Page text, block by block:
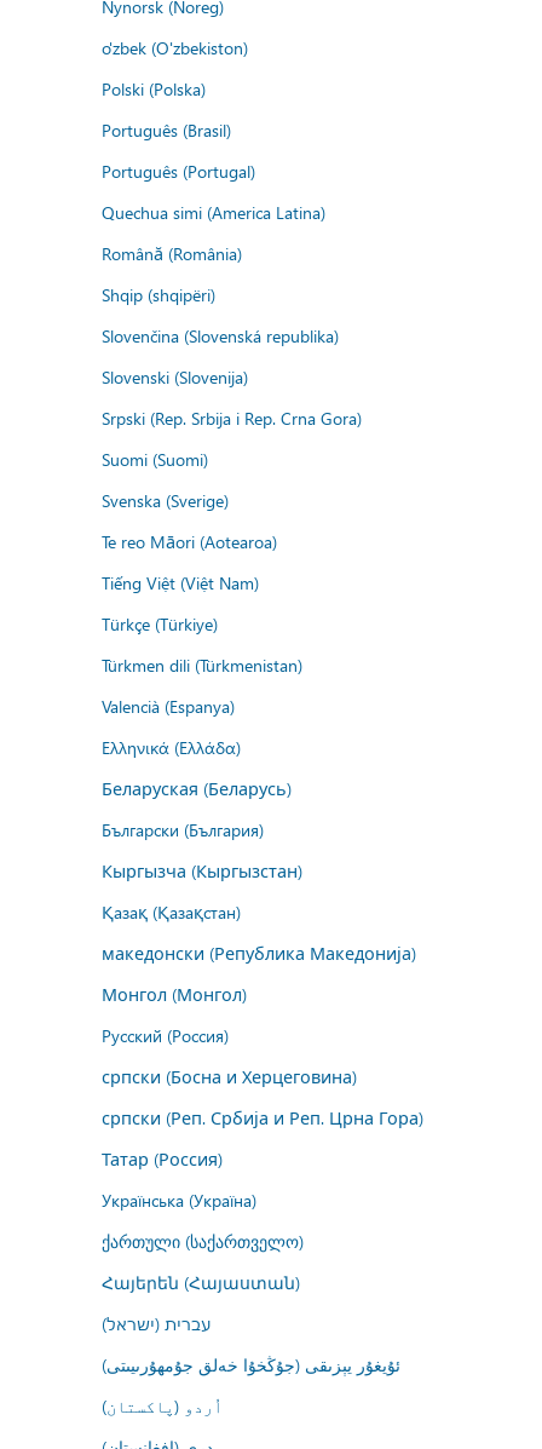
Nynorsk (Noreg)
o'zbek (O'zbekiston)
Polski (Polska)
Português (Brasil)
Português (Portugal)
Quechua simi (America Latina)
Română (România)
Shqip (shqipëri)
Slovenčina (Slovenská republika)
Slovenski (Slovenija)
Srpski (Rep. Srbija i Rep. Crna Gora)
Suomi (Suomi)
Svenska (Sverige)
Te reo Māori (Aotearoa)
Tiếng Việt (Việt Nam)
Türkçe (Türkiye)
Türkmen dili (Türkmenistan)
Valencià (Espanya)
Ελληνικά (Ελλάδα)
Беларуская (Беларусь)
Български (България)
Кыргызча (Кыргызстан)
Қазақ (Қазақстан)
македонски (Република Македонија)
Монгол (Монгол)
Русский (Россия)
српски (Босна и Херцеговина)
српски (Реп. Србија и Реп. Црна Гора)
Татар (Россия)
Українська (Україна)
ქართული (საქართველო)
Հայերեն (Հայաստան)
עברית (ישראל)
ئۇيغۇر يېزىقى (جۇڭخۇا خەلق جۇمھۇرىيىتى)
اُردو (پاکستان)